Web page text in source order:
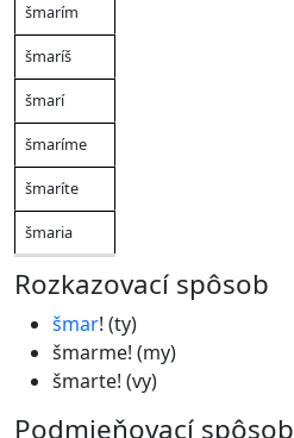
šmarím
šmaríš
šmarí
šmaríme
šmaríte
šmaria
Rozkazovací spôsob
šmar! (ty)
šmarme! (my)
šmarte! (vy)
Podmieňovací spôsob